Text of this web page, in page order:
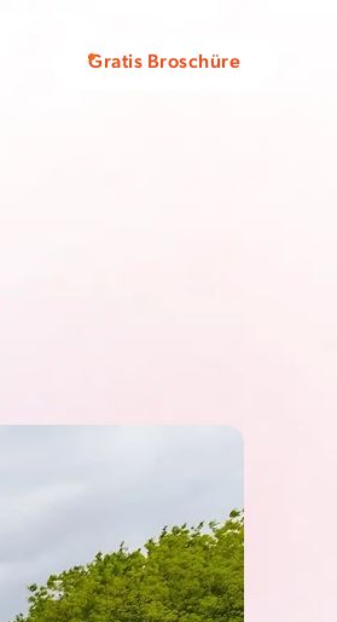
Gratis Broschüre